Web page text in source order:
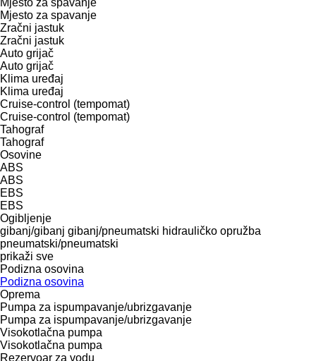
Mjesto za spavanje
Zračni jastuk
Zračni jastuk
Auto grijač
Auto grijač
Klima uređaj
Klima uređaj
Cruise-control (tempomat)
Cruise-control (tempomat)
Tahograf
Tahograf
Osovine
ABS
ABS
EBS
EBS
Ogibljenje
gibanj/gibanj gibanj/pneumatski hidrauličko opružba
pneumatski/pneumatski
prikaži sve
Podizna osovina
Podizna osovina
Oprema
Pumpa za ispumpavanje/ubrizgavanje
Pumpa za ispumpavanje/ubrizgavanje
Visokotlačna pumpa
Visokotlačna pumpa
Rezervoar za vodu